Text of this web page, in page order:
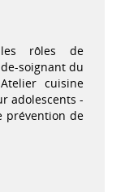
rôles de
soignant du
cuisine
adolescents -
prévention de